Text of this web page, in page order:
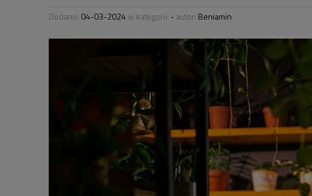
Dodano: 04-03-2024 w kategorii: - autor: Beniamin